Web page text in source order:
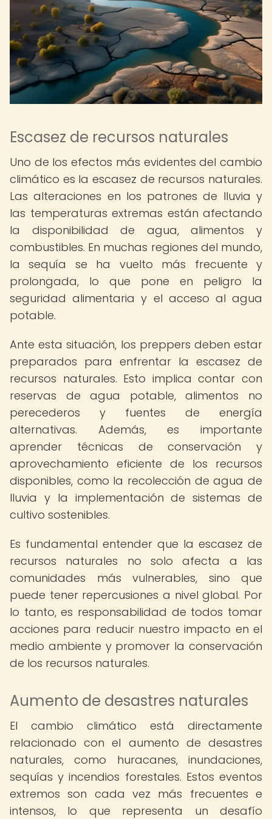
Escasez de recursos naturales
Uno de los efectos más evidentes del cambio
climático es la escasez de recursos naturales.
Las alteraciones en los patrones de lluvia y
las temperaturas extremas están afectando
la disponibilidad de agua, alimentos y
combustibles. En muchas regiones del mundo,
la sequía se ha vuelto más frecuente y
prolongada, lo que pone en peligro la
seguridad alimentaria y el acceso al agua
potable.
Ante esta situación, los preppers deben estar
preparados para enfrentar la escasez de
recursos naturales. Esto implica contar con
reservas de agua potable, alimentos no
perecederos y fuentes de energía
alternativas. Además, es importante
aprender técnicas de conservación y
aprovechamiento eficiente de los recursos
disponibles, como la recolección de agua de
lluvia y la implementación de sistemas de
cultivo sostenibles.
Es fundamental entender que la escasez de
recursos naturales no solo afecta a las
comunidades más vulnerables, sino que
puede tener repercusiones a nivel global. Por
lo tanto, es responsabilidad de todos tomar
acciones para reducir nuestro impacto en el
medio ambiente y promover la conservación
de los recursos naturales.
Aumento de desastres naturales
El cambio climático está directamente
relacionado con el aumento de desastres
naturales, como huracanes, inundaciones,
sequías y incendios forestales. Estos eventos
extremos son cada vez más frecuentes e
intensos, lo que representa un desafío